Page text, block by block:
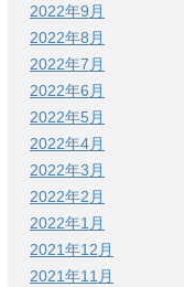
2022年9月
2022年8月
2022年7月
2022年6月
2022年5月
2022年4月
2022年3月
2022年2月
2022年1月
2021年12月
2021年11月